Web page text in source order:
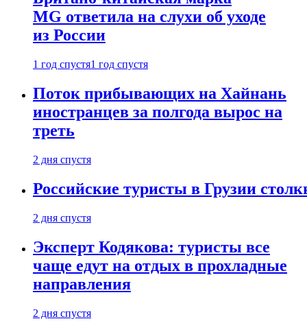
MG ответила на слухи об уходе
из России
1 год спустя1 год спустя
Поток прибывающих на Хайнань
иностранцев за полгода вырос на
треть
2 дня спустя
Российские туристы в Грузии
2 дня спустя
Эксперт Кодякова: туристы все
чаще едут на отдых в прохладные
направления
2 дня спустя